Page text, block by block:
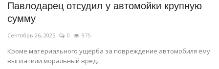
Павлодарец отсудил у автомойки крупную
сумму
Сентябрь 26, 2025 0 975
Кроме материального ущерба за повреждение автомобиля ему
выплатили моральный вред.